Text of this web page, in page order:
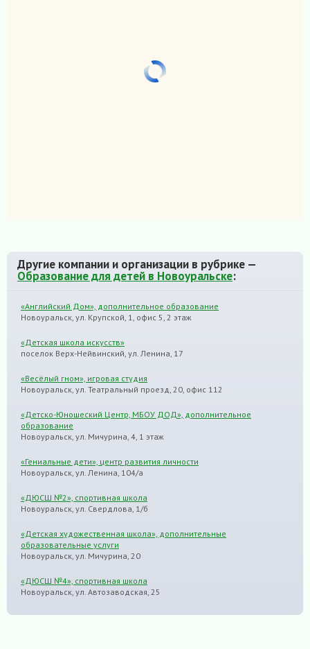
Другие компании и организации в рубрике —
Образование для детей в Новоуральске:
«Английский Дом», дополнительное образование
Новоуральск, ул. Крупской, 1, офис 5, 2 этаж
«Детская школа искусств»
поселок Верх-Нейвинский, ул. Ленина, 17
«Весёлый гном», игровая студия
Новоуральск, ул. Театральный проезд, 20, офис 112
«Детско-Юношеский Центр, МБОУ ДОД», дополнительное
образование
Новоуральск, ул. Мичурина, 4, 1 этаж
«Гениальные дети», центр развития личности
Новоуральск, ул. Ленина, 104/а
«ДЮСШ №2», спортивная школа
Новоуральск, ул. Свердлова, 1/б
«Детская художественная школа», дополнительные
образовательные услуги
Новоуральск, ул. Мичурина, 20
«ДЮСШ №4», спортивная школа
Новоуральск, ул. Автозаводская, 25